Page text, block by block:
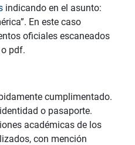
indicando en el asunto:
En este caso
oficiales escaneados
pdf.
cumplimentado.
o pasaporte.
académicas de los
con mención